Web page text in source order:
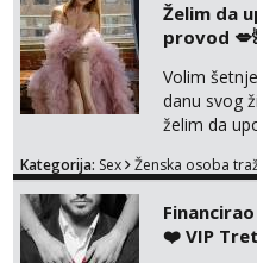
Želim da
provod
Volim
danu svog
želim da
na link
Kategorija: Sex Ženska osoba
❤️ VIP